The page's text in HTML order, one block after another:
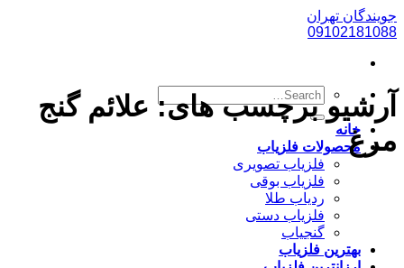
پرش
به
جویندگان تهران
09102181088
خانه
محصولات فلزیاب
فلزیاب تصویری
فلزیاب بوقی
ردیاب طلا
فلزیاب دستی
گنجیاب
بهترین فلزیاب
آرشیو برچسب های: علائم گنج
مرغ